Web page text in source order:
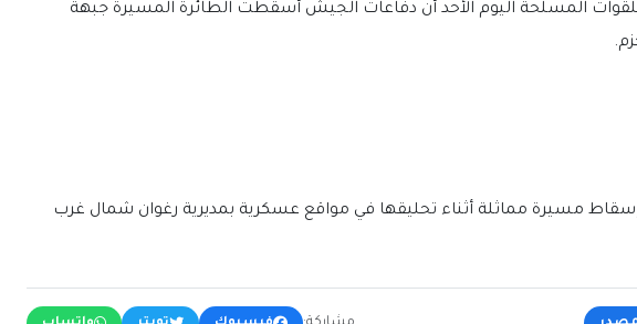
للقوات المسلحة اليوم الأحد أن دفاعات الجيش أسقطت الطائرة المسيرة جبهة
مسيرة مماثلة أثناء تحليقها في مواقع عسكرية بمديرية رغوان شمال غرب